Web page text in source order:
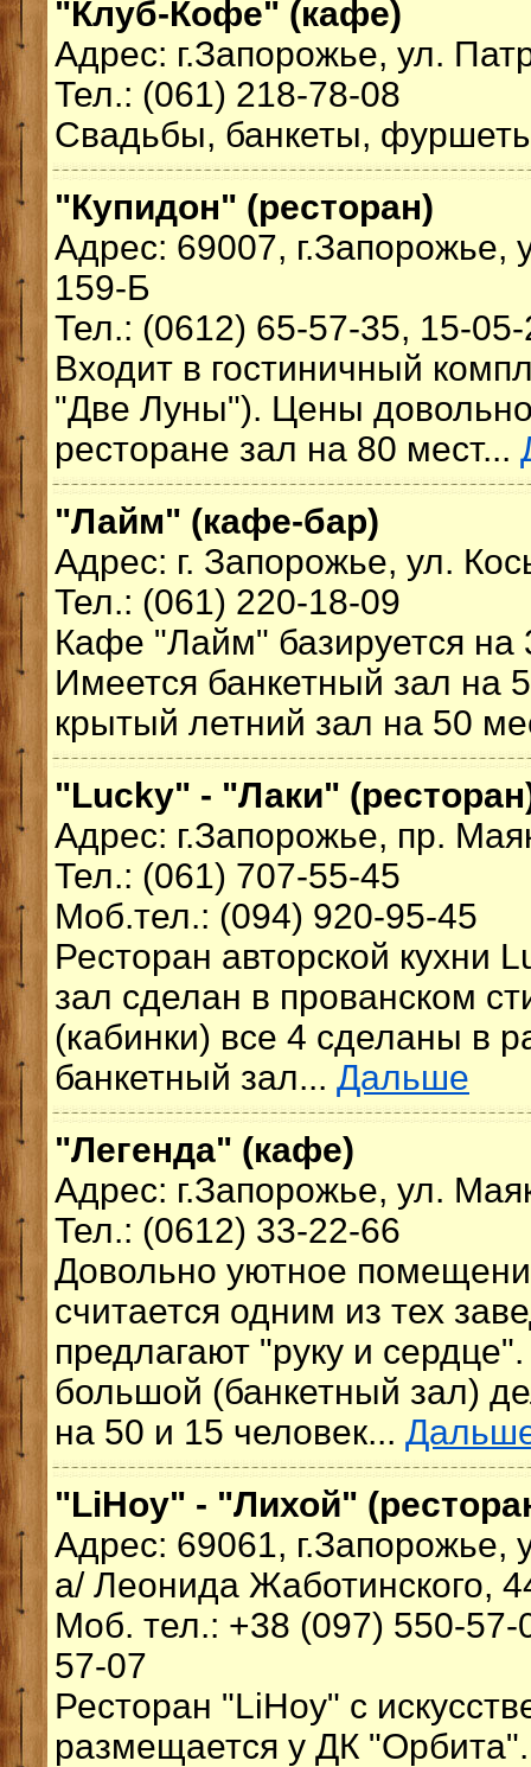
"Клуб-Кофе" (кафе)
Адрес: г.Запорожье, ул.
Тел.: (061) 218-78-08
Свадьбы, банкеты,
"Купидон" (ресторан)
Адрес: 69007, г.Запорожье,
159-Б
Тел.: (0612) 65-57-35, 15-
Входит в гостиничный
"Две Луны"). Цены
ресторане зал на 80 мест...
"Лайм" (кафе-бар)
Адрес: г. Запорожье, ул.
Тел.: (061) 220-18-09
Кафе "Лайм" базируется на
Имеется банкетный зал на
крытый летний зал на 50
"Lucky" - "Лаки"
Адрес: г.Запорожье, пр.
Тел.: (061) 707-55-45
Моб.тел.: (094) 920-95-45
Ресторан авторской кухни
зал сделан в прованском
(кабинки) все 4 сделаны в
банкетный зал... Дальше
"Легенда" (кафе)
Адрес: г.Запорожье, ул.
Тел.: (0612) 33-22-66
Довольно уютное
считается одним из тех
предлагают "руку и
большой (банкетный зал)
на 50 и 15 человек...
"LiHoy" - "Лихой"
Адрес: 69061, г.Запорожье,
а/ Леонида Жаботинского,
Моб. тел.: +38 (097) 550-57-
57-07
Ресторан "LiHoy" с
размещается у ДК